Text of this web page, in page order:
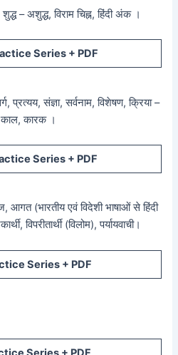
– अशुद्ध, विराम चिह्न, हिंदी अंक ।
Series + PDF
प्रत्यय, संज्ञा, सर्वनाम, विशेषण, क्रिया –
काल, कारक ।
Series + PDF
(भारतीय एवं विदेशी भाषाओं से हिंदी
विपरीतार्थी (विलोम), पर्यायवाची।
Series + PDF